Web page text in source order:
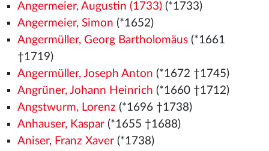
Angermeier, Augustin (1733)(*1733)
Angermeier, Simon (*1652)
Angermüller, Georg Bartholomäus(*1661
†1719)
Angermüller, Joseph Anton (*1672 †1745)
Angrüner, Johann Heinrich (*1660 †1712)
Angstwurm, Lorenz (*1696 †1738)
Anhauser, Kaspar(*1655 †1688)
Aniser, Franz Xaver(*1738)